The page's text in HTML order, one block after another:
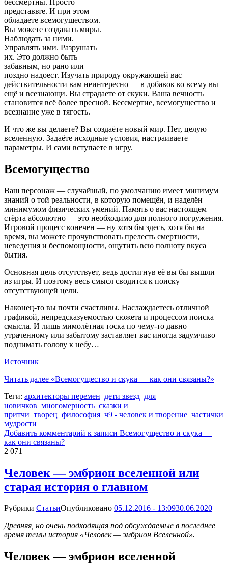
бессмертны. Просто
представьте. И при этом
обладаете всемогуществом.
Вы можете создавать миры.
Наблюдать за ними.
Управлять ими. Разрушать
их. Это должно быть
забавным, но рано или
поздно надоест. Изучать природу окружающей вас
действительности вам неинтересно — в добавок ко всему вы
ещё и всезнающи. Вы страдаете от скуки. Ваша вечность
становится всё более пресной. Бессмертие, всемогущество и
всезнание уже в тягость.
И что же вы делаете? Вы создаёте новый мир. Нет, целую
вселенную. Задаёте исходные условия, настраиваете
параметры. И сами вступаете в игру.
Всемогущество
Ваш персонаж — случайный, по умолчанию имеет минимум
знаний о той реальности, в которую помещён, и наделён
минимумом физических умений. Память о вас настоящем
стёрта абсолютно — это необходимо для полного погружения.
Игровой процесс конечен — ну хотя бы здесь, хотя бы на
время, вы можете прочувствовать прелесть смертности,
неведения и беспомощности, ощутить всю полноту вкуса
бытия.
Основная цель отсутствует, ведь достигнув её вы бы вышли
из игры. И поэтому весь смысл сводится к поиску
отсутствующей цели.
Наконец-то вы почти счастливы. Наслаждаетесь отличной
графикой, непредсказуемостью сюжета и процессом поиска
смысла. И лишь мимолётная тоска по чему-то давно
утраченному или забытому заставляет вас иногда задумчиво
поднимать голову к небу…
Источник
Читать далее «Всемогущество и скука — как они связаны?»
Теги: архитекторы перемен дети звезд для
новичков многомерность сказки и
притчи творец философия ч9 - человек и творение частички
мудрости
Добавить комментарий к записи Всемогущество и скука —
как они связаны?
2 071
Человек — эмбрион вселенной или
старая история о главном
Рубрики СтатьиОпубликовано 05.12.2016 - 13:0930.06.2020
Древняя, но очень подходящая под обсуждаемые в последнее
время темы история «Человек — эмбрион Вселенной».
Человек — эмбрион вселенной